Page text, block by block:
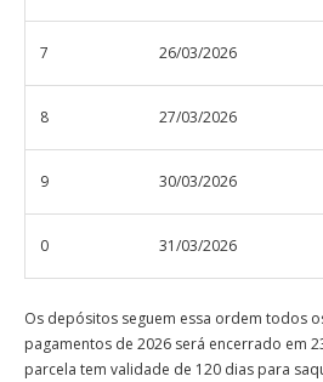
7 26/03/2026
8 27/03/2026
9 30/03/2026
0 31/03/2026
Os depósitos seguem essa ordem todos
pagamentos de 2026 será encerrado em
parcela tem validade de 120 dias para